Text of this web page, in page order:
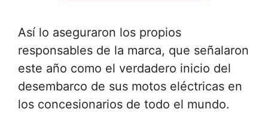
Así lo aseguraron los propios
responsables de la marca, que señalaron
este año como el verdadero inicio del
desembarco de sus motos eléctricas en
los concesionarios de todo el mundo.